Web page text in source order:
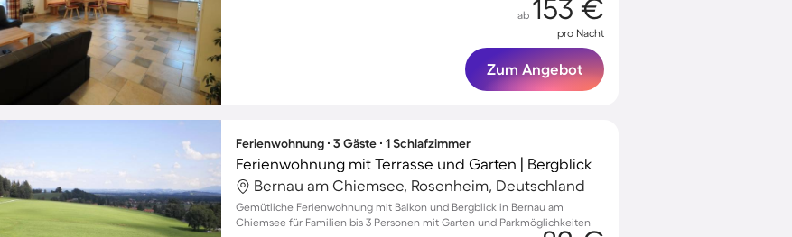
ab 153 €
pro Nacht
Zum Angebot
Ferienwohnung ∙ 3 Gäste ∙ 1 Schlafzimmer
Ferienwohnung mit Terrasse und Garten | Bergblick
Bernau am Chiemsee, Rosenheim, Deutschland
Gemütliche Ferienwohnung mit Balkon und Bergblick in Bernau am
Chiemsee für Familien bis 3 Personen mit Garten und Parkmöglichkeiten